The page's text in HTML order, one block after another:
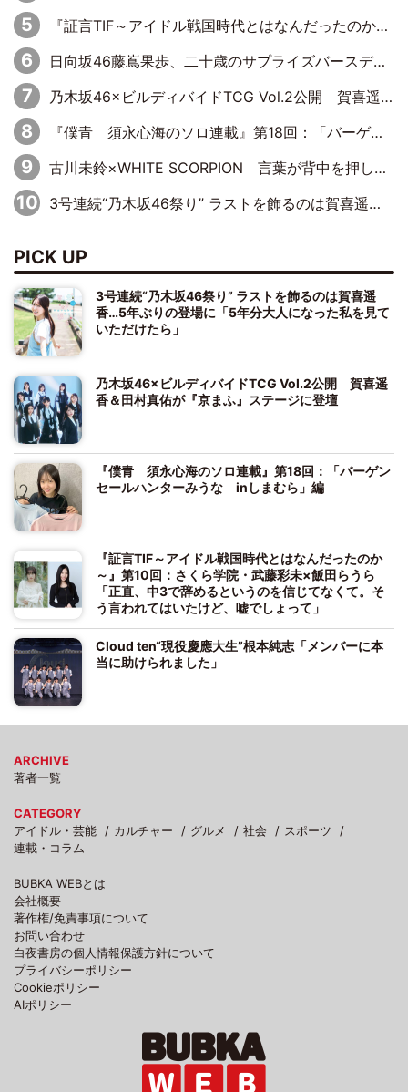
『証言TIF～アイドル戦国時代とはなんだったのか～』第10回：さくら学院・武藤彩未×飯田らうら「正直、中3で辞めるというのを信じてなくて。そう言われてはいたけど、嘘でしょって」
日向坂46藤嶌果歩、二十歳のサプライズバースデーに大喜び「頼られる先輩になれるように努力していきたい」
乃木坂46×ビルディバイドTCG Vol.2公開 賀喜遥香＆田村真佑が『京まふ』ステージに登壇
『僕青 須永心海のソロ連載』第18回：「バーゲンセールハンターみうな inしまむら」編
古川未鈴×WHITE SCORPION 言葉が背中を押した“それぞれの決意”
3号連続“乃木坂46祭り” ラストを飾るのは賀喜遥香…5年ぶりの登場に「5年分大人になった私を見ていただけたら」
PICK UP
3号連続“乃木坂46祭り” ラストを飾るのは賀喜遥
香…5年ぶりの登場に「5年分大人になった私を見て
いただけたら」
乃木坂46×ビルディバイドTCG Vol.2公開 賀喜遥
香＆田村真佑が『京まふ』ステージに登壇
『僕青 須永心海のソロ連載』第18回：「バーゲン
セールハンターみうな inしまむら」編
『証言TIF～アイドル戦国時代とはなんだったのか
～』第10回：さくら学院・武藤彩未×飯田らうら
「正直、中3で辞めるというのを信じてなくて。そ
う言われてはいたけど、嘘でしょって」
Cloud ten“現役慶應大生”根本純志「メンバーに本
当に助けられました」
ARCHIVE
著者一覧
CATEGORY
アイドル・芸能
カルチャー グルメ 社会
スポーツ
連載・コラム
BUBKA WEBとは
会社概要
著作権/免責事項について
お問い合わせ
白夜書房の個人情報保護方針について
プライバシーポリシー
Cookieポリシー
AIポリシー